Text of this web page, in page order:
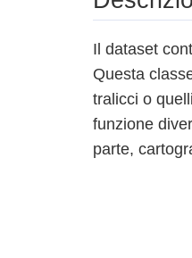
Il dataset
Questa
tralicci o
funzione
parte,